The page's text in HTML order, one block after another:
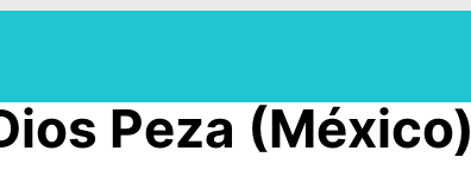
Peza (México)